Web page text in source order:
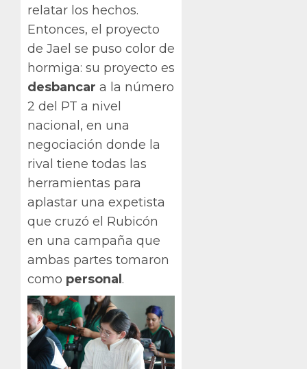
relatar los hechos.
Entonces, el proyecto
de Jael se puso color de
hormiga: su proyecto es
desbancar a la número
2 del PT a nivel
nacional, en una
negociación donde la
rival tiene todas las
herramientas para
aplastar una expetista
que cruzó el Rubicón
en una campaña que
ambas partes tomaron
como personal .